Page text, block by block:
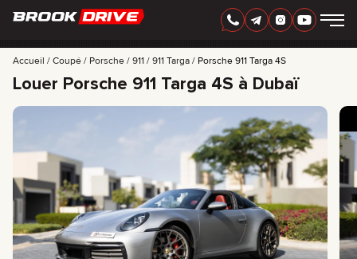
FRANÇAIS AED
MARQUES
PÉRIODE DE LOCATION
CERTIFICATES
AVIS
CONTACTS
PARTENARIAT
LOUEZ-POSSÉDEZ
Accueil Coupé Porsche 911 911 Targa Porsche 911 Targa 4S
Louer Porsche 911 Targa 4S à Dubaï